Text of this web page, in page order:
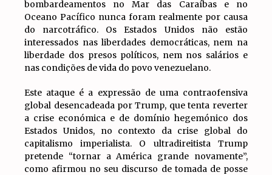
bombardeamentos no Mar das Caraíbas e no
Oceano Pacífico nunca foram realmente por causa
do narcotráfico. Os Estados Unidos não estão
interessados nas liberdades democráticas, nem na
liberdade dos presos políticos, nem nos salários e
nas condições de vida do povo venezuelano.
Este ataque é a expressão de uma contraofensiva
global desencadeada por Trump, que tenta reverter
a crise económica e de domínio hegemónico dos
Estados Unidos, no contexto da crise global do
capitalismo imperialista. O ultradireitista Trump
pretende “tornar a América grande novamente”,
como afirmou no seu discurso de tomada de posse